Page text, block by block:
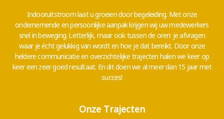
Indooruitstroom laat u groeien door begeleiding. Met onze
ondernemende en persoonlijke aanpak krijgen wij uw medewerkers
snel in beweging. Letterlijk, maar ook tussen de oren: je afvragen
waar je écht gelukkig van wordt en hoe je dat bereikt. Door onze
heldere communicatie en overzichtelijke trajecten halen we keer op
keer een zeer goed resultaat. En dit doen we al meer dan 15 jaar met
succes!
Onze Trajecten